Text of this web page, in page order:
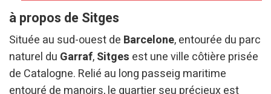
à propos de Sitges
Située au sud-ouest de Barcelone, entourée du parc
naturel du Garraf,Sitges est une ville côtière prisée
de Catalogne. Relié au long passeig maritime
entouré de manoirs, le quartier seu précieux est